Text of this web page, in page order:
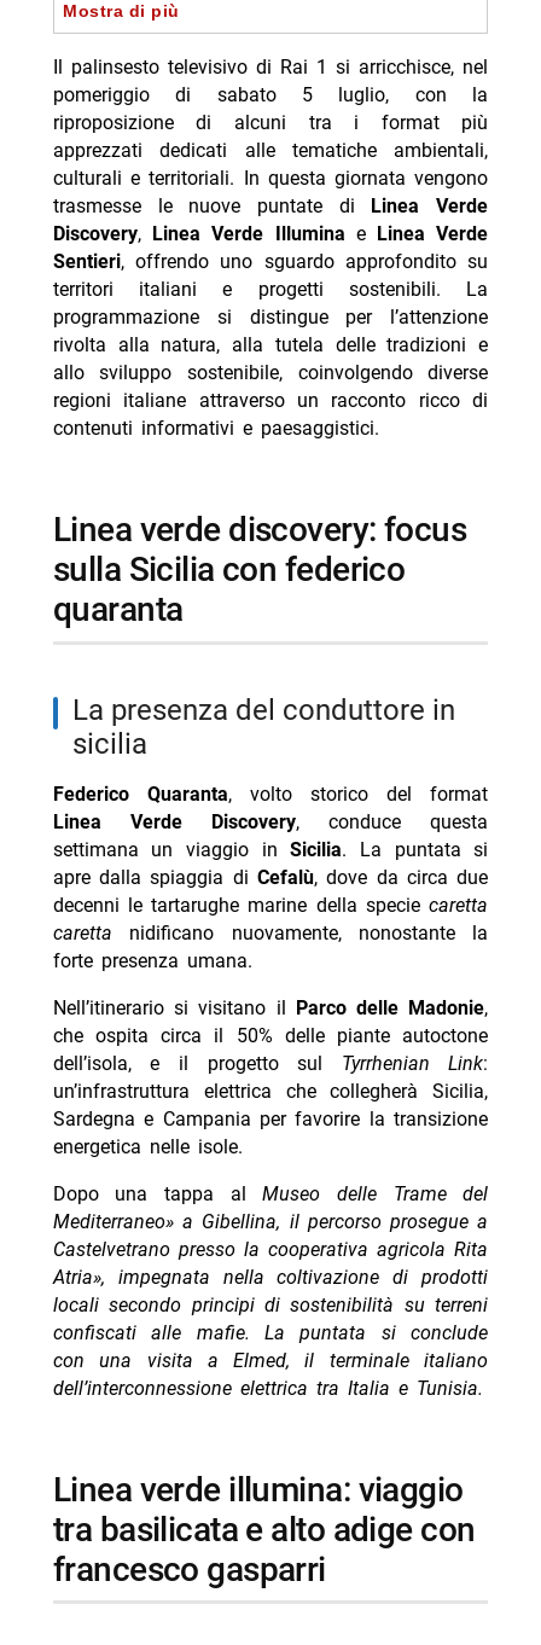
adige con francesco gasparri
-- dettagli sulla trasmissione del 5 luglio
- linea verde sentieri: l’alto adige protagonista con i
conduttori zani e capocchi
-- dettaglio dell’itinerario sul sentiero schwarz-weiss
- dettaglio delle tappe dell’alto adige su linea verde
sentieri
-- Scopri di più da Jump the shark
-- RispondiAnnulla risposta
- Gerry Scotti e Monica Setta: compleanni in Puglia
- Jennifer Aniston, gli amici preoccupati per Jim
Curtis
- Eleonora Daniele: la figlia Carlotta è il suo miracolo
Mostra di più
Il palinsesto televisivo di Rai 1 si arricchisce, nel
pomeriggio di sabato 5 luglio, con la
riproposizione di alcuni tra i format più
apprezzati dedicati alle tematiche ambientali,
culturali e territoriali. In questa giornata vengono
trasmesse le nuove puntate di Linea Verde
Discovery, Linea Verde Illumina e Linea Verde
Sentieri, offrendo uno sguardo approfondito su
territori italiani e progetti sostenibili. La
programmazione si distingue per l’attenzione
rivolta alla natura, alla tutela delle tradizioni e
allo sviluppo sostenibile, coinvolgendo diverse
regioni italiane attraverso un racconto ricco di
contenuti informativi e paesaggistici.
linea verde discovery: focus
sulla Sicilia con federico
quaranta
la presenza del conduttore in
sicilia
Federico Quaranta, volto storico del format
Linea Verde Discovery, conduce questa
settimana un viaggio inSicilia. La puntata si
apre dalla spiaggia di Cefalù, dove da circa due
decenni le tartarughe marine della speciecaretta
caretta nidificano nuovamente, nonostante la
forte presenza umana.
Nell’itinerario si visitano il Parco delle Madonie,
che ospita circa il 50% delle piante autoctone
dell’isola, e il progetto sul Tyrrhenian Link:
un’infrastruttura elettrica che collegherà Sicilia,
Sardegna e Campania per favorire la transizione
energetica nelle isole.
Dopo una tappa alMuseo delle Trame del
Mediterraneo» a Gibellina, il percorso prosegue a
Castelvetrano presso la cooperativa agricolaRita
Atria», impegnata nella coltivazione di prodotti
locali secondo principi di sostenibilità su terreni
confiscati alle mafie. La puntata si conclude
con una visita a Elmed, il terminale italiano
dell’interconnessione elettrica tra Italia e Tunisia.
linea verde illumina: viaggio
tra basilicata e alto adige con
francesco gasparri